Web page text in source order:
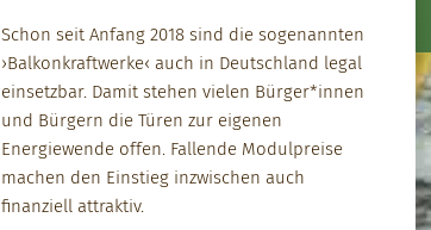
Schon seit Anfang 2018 sind die soge­nan­nten
›Balkonkraftwerke‹ auch in Deutsch­land legal
ein­set­zbar. Damit ste­hen vie­len Bürger*innen
und Bürg­ern die Türen zur eige­nen
Energiewende offen. Fal­l­ende Mod­ul­preise
machen den Ein­stieg inzwis­chen auch
finanziell attrak­tiv.